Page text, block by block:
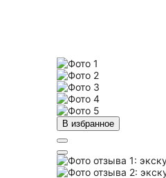
В избранное